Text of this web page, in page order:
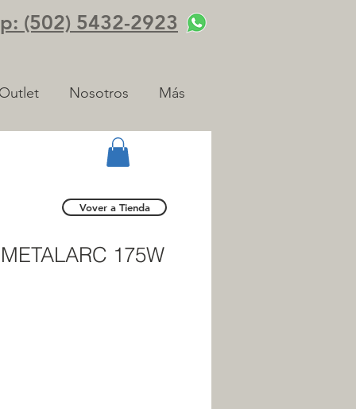
(502) 5432-2923
Outlet Nosotros Más
175W
Vover a Tienda